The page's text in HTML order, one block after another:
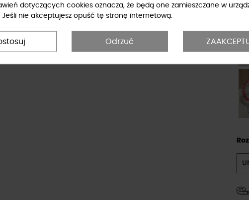
dotyczących cookies oznacza, że będą one zamieszczane w
Jeśli nie akceptujesz opuść tę stronę internetową.
Odrzuć